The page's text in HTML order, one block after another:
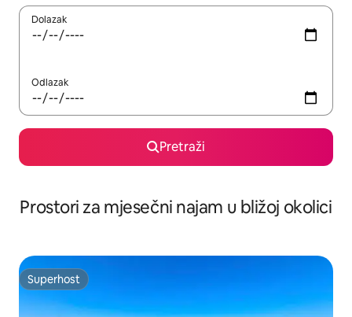
Dolazak
Odlazak
Pretraži
Prostori za mjesečni najam u bližoj okolici
Superhost
Superhost